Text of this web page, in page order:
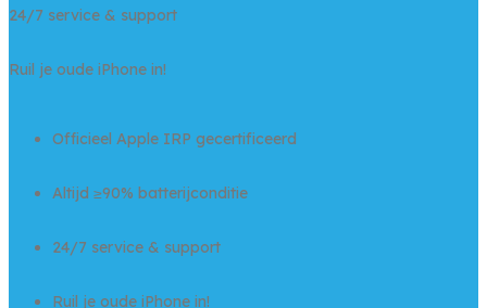
24/7 service & support
Ruil je oude iPhone in!
Officieel Apple IRP gecertificeerd
Altijd ≥90% batterijconditie
24/7 service & support
Ruil je oude iPhone in!